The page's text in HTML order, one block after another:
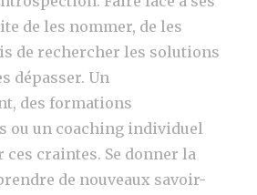
de les nommer, de les
de rechercher les solutions
dépasser. Un
des formations
ou un coaching individuel
ces craintes. Se donner la
de nouveaux savoir-